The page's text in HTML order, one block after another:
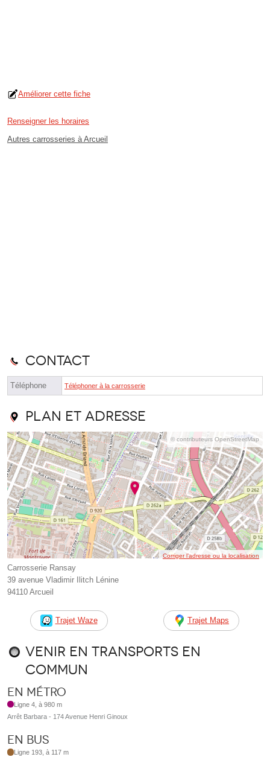
Améliorer cette fiche
Renseigner les horaires
Autres carrosseries à Arcueil
Contact
Téléphone Téléphoner à la carrosserie
Plan et adresse
© contributeurs OpenStreetMap
Corriger l’adresse ou la localisation
Carrosserie Ransay
39 avenue Vladimir Ilitch Lénine
94110 Arcueil
Trajet Waze Trajet Maps
Venir en transports en
commun
En métro
Ligne 4, à 980 m
Arrêt Barbara - 174 Avenue Henri Ginoux
En bus
Ligne 193, à 117 m